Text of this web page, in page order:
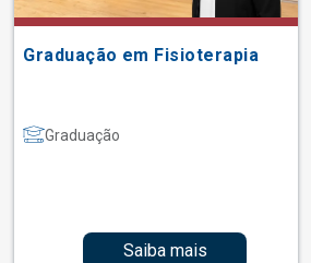
Graduação em Fisioterapia
Graduação
Saiba mais